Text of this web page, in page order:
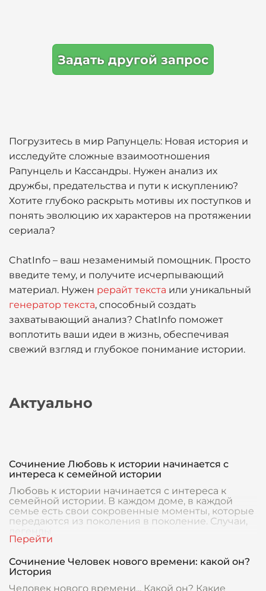
Задать другой запрос
Погрузитесь в мир Рапунцель: Новая история и
исследуйте сложные взаимоотношения
Рапунцель и Кассандры. Нужен анализ их
дружбы, предательства и пути к искуплению?
Хотите глубоко раскрыть мотивы их поступков и
понять эволюцию их характеров на протяжении
сериала?
ChatInfo – ваш незаменимый помощник. Просто
введите тему, и получите исчерпывающий
материал. Нужен рерайт текста или уникальный
генератор текста, способный создать
захватывающий анализ? ChatInfo поможет
воплотить ваши идеи в жизнь, обеспечивая
свежий взгляд и глубокое понимание истории.
Актуально
Сочинение Любовь к истории начинается с
интереса к семейной истории
Любовь к истории начинается с интереса к
семейной истории. В каждом доме, в каждой
семье есть свои сокровенные моменты, которые
передаются из поколения в поколение. Случаи,
Сочинение Человек нового времени: какой он?
История
Человек нового времени... Какой он? Какие